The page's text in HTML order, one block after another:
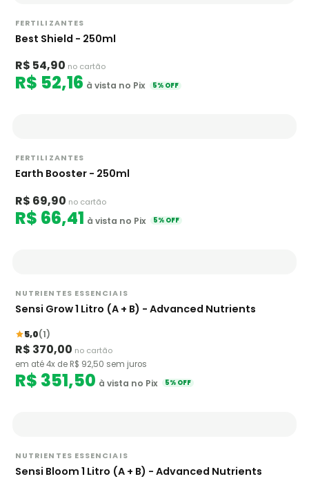
FERTILIZANTES
Best Shield - 250ml
R$ 54,90 no cartão
R$ 52,16 à vista no Pix 5% OFF
FERTILIZANTES
Earth Booster - 250ml
R$ 69,90 no cartão
R$ 66,41 à vista no Pix 5% OFF
NUTRIENTES ESSENCIAIS
Sensi Grow 1 Litro (A + B) - Advanced Nutrients
5,0(1)
R$ 370,00 no cartão
em até 4x de R$ 92,50 sem juros
R$ 351,50 à vista no Pix 5% OFF
NUTRIENTES ESSENCIAIS
Sensi Bloom 1 Litro (A + B) - Advanced Nutrients